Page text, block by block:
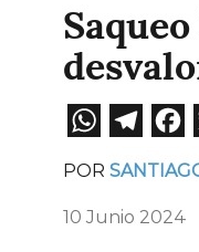
POR
10 Junio 2024